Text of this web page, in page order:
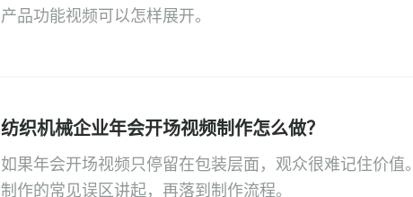
产品功能视频可以怎样展开。
纺织机械企业年会开场视频制作怎么做？
如果年会开场视频只停留在包装层面，观众很难记住价
制作的常见误区讲起，再落到制作流程。